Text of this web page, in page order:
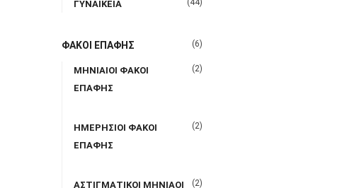
ΓΥΝΑΙΚΕΙΑ (44)
ΦΑΚΟΙ ΕΠΑΦΗΣ (6)
ΜΗΝΙΑΙΟΙ ΦΑΚΟΙ
ΕΠΑΦΗΣ
(2)
ΗΜΕΡΗΣΙΟΙ ΦΑΚΟΙ
ΕΠΑΦΗΣ
(2)
ΑΣΤΙΓΜΑΤΙΚΟΙ ΜΗΝΙΑΟΙ
(2)